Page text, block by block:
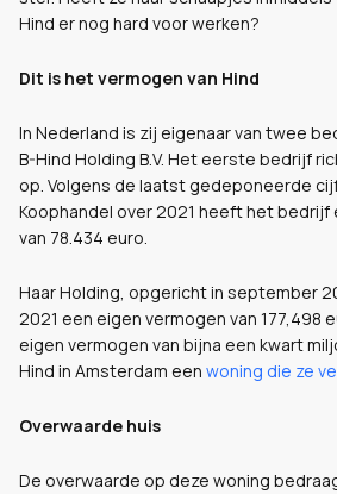
Hind er nog hard voor werken?
Dit is het vermogen van Hind
In Nederland is zij eigenaar van twee
B-Hind Holding B.V. Het eerste bedrijf
op. Volgens de laatst gedeponeerde
Koophandel over 2021 heeft het bedrijf
van 78.434 euro.
Haar Holding, opgericht in september
2021 een eigen vermogen van 177,498
eigen vermogen van bijna een kwart
Hind in Amsterdam een woning die ze
Overwaarde huis
De overwaarde op deze woning